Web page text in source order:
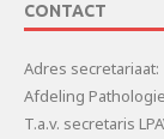
CONTACT
Adres secretariaat:
Afdeling Pathologie
T.a.v. secretaris